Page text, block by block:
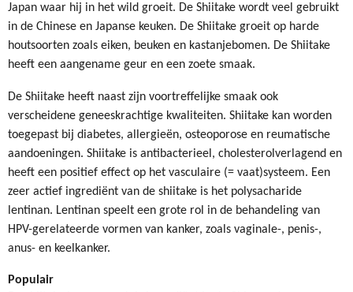
Japan waar hij in het wild groeit. De Shiitake wordt veel gebruikt
in de Chinese en Japanse keuken. De Shiitake groeit op harde
houtsoorten zoals eiken, beuken en kastanjebomen. De Shiitake
heeft een aangename geur en een zoete smaak.
De Shiitake heeft naast zijn voortreffelijke smaak ook
verscheidene geneeskrachtige kwaliteiten. Shiitake kan worden
toegepast bij diabetes, allergieën, osteoporose en reumatische
aandoeningen. Shiitake is antibacterieel, cholesterolverlagend en
heeft een positief effect op het vasculaire (= vaat)systeem. Een
zeer actief ingrediënt van de shiitake is het polysacharide
lentinan. Lentinan speelt een grote rol in de behandeling van
HPV-gerelateerde vormen van kanker, zoals vaginale-, penis-,
anus- en keelkanker.
Populair